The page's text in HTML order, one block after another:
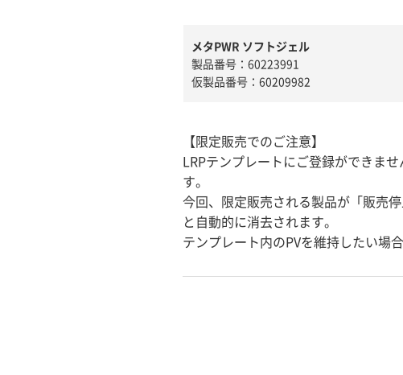
メタPWR ソフトジェル
製品番号：60223991
仮製品番号：60209982
【限定販売でのご注意】
LRPテンプレートにご登録ができま
す。
今回、限定販売される製品が「販売
と自動的に消去されます。
テンプレート内のPVを維持したい場